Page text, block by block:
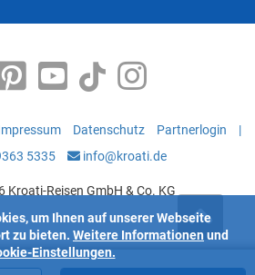
Datenschutz Partnerlogin
|
5335
info@kroati.de
Kroati-Reisen GmbH & Co. KG
um Ihnen auf unserer Webseite
zu bieten. Weitere Informationen und
Einstellungen.